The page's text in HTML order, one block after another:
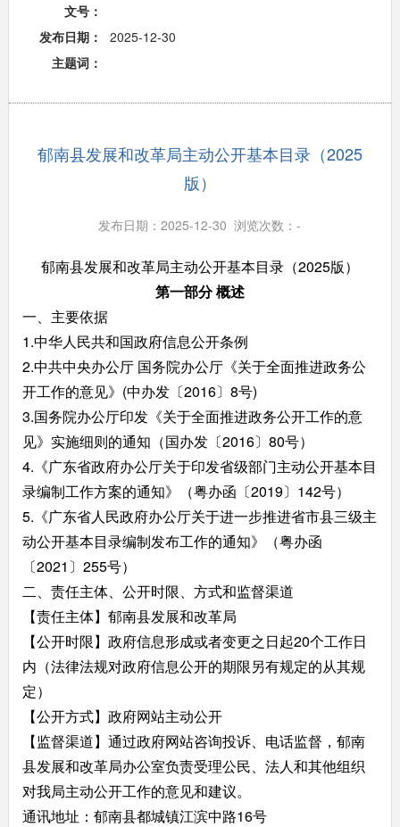
文号：
发布日期：
2025-12-30
主题词：
郁南县发展和改革局主动公开基本目录（2025
版）
发布日期：2025-12-30 浏览次数：-
郁南县发展和改革局主动公开基本目录（2025版）
第一部分 概述
一、主要依据
1.中华人民共和国政府信息公开条例
2.中共中央办公厅 国务院办公厅《关于全面推进政务公
开工作的意见》(中办发〔2016〕8号)
3.国务院办公厅印发《关于全面推进政务公开工作的意
见》实施细则的通知（国办发〔2016〕80号）
4.《广东省政府办公厅关于印发省级部门主动公开基本目
录编制工作方案的通知》（粤办函〔2019〕142号）
5.《广东省人民政府办公厅关于进一步推进省市县三级主
动公开基本目录编制发布工作的通知》（粤办函
〔2021〕255号）
二、责任主体、公开时限、方式和监督渠道
【责任主体】郁南县发展和改革局
【公开时限】政府信息形成或者变更之日起20个工作日
内（法律法规对政府信息公开的期限另有规定的从其规
定）
【公开方式】政府网站主动公开
【监督渠道】通过政府网站咨询投诉、电话监督，郁南
县发展和改革局办公室负责受理公民、法人和其他组织
对我局主动公开工作的意见和建议。
通讯地址：郁南县都城镇江滨中路16号